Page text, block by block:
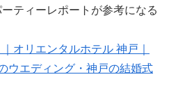
ティーレポートが参考になる
オリエンタルホテル 神戸｜
ウエディング・神戸の結婚式